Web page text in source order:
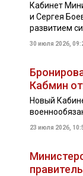
Кабинет
и Сергея
развитием
30 июля 2026,
Кабмин
Новый
23 июля 2026,